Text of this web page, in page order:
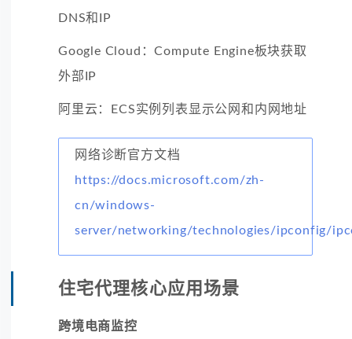
DNS和IP
Google Cloud：Compute Engine板块获取
外部IP
阿里云：ECS实例列表显示公网和内网地址
网络诊断官方文档
https://docs.microsoft.com/zh-
cn/windows-
server/networking/technologies/ipconfig/
住宅代理核心应用场景
跨境电商监控